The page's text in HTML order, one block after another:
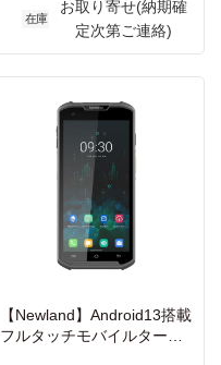
在庫
お取り寄せ(納期確
定次第ご連絡)
【Newland】Android13搭載
フルタッチモバイルターミ